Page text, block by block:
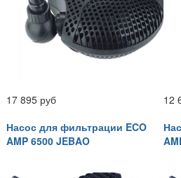
17 895 руб
12
Насос для фильтрации ECO
AMP 6500 JEBAO